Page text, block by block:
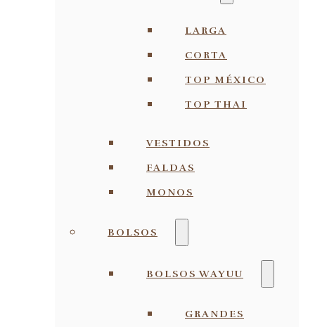
LARGA
CORTA
TOP MÉXICO
TOP THAI
VESTIDOS
FALDAS
MONOS
BOLSOS
BOLSOS WAYUU
GRANDES